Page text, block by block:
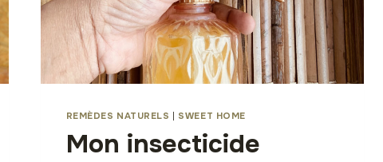
REMÈDES NATURELS | SWEET HOME
Mon insecticide